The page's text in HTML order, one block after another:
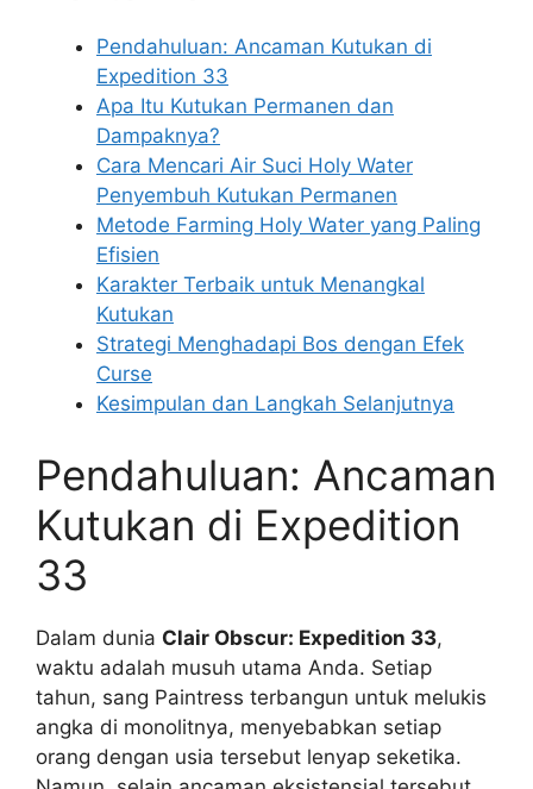
Pendahuluan: Ancaman Kutukan di
Expedition 33
Apa Itu Kutukan Permanen dan
Dampaknya?
Cara Mencari Air Suci Holy Water
Penyembuh Kutukan Permanen
Metode Farming Holy Water yang Paling
Efisien
Karakter Terbaik untuk Menangkal
Kutukan
Strategi Menghadapi Bos dengan Efek
Curse
Kesimpulan dan Langkah Selanjutnya
Pendahuluan: Ancaman
Kutukan di Expedition
33
Dalam dunia Clair Obscur: Expedition 33,
waktu adalah musuh utama Anda. Setiap
tahun, sang Paintress terbangun untuk melukis
angka di monolitnya, menyebabkan setiap
orang dengan usia tersebut lenyap seketika.